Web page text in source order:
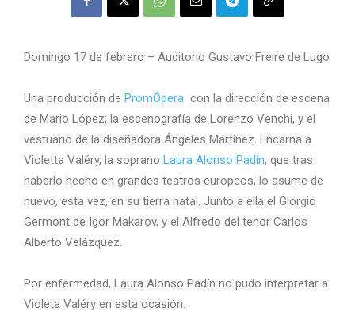
Domingo 17 de febrero – Auditorio Gustavo Freire de Lugo
Una producción de PromÓpera con la dirección de escena
de Mario López; la escenografía de Lorenzo Venchi, y el
vestuario de la diseñadora Ángeles Martínez. Encarna a
Violetta Valéry, la soprano Laura Alonso Padín, que tras
haberlo hecho en grandes teatros europeos, lo asume de
nuevo, esta vez, en su tierra natal. Junto a ella el Giorgio
Germont de Igor Makarov, y el Alfredo del tenor Carlos
Alberto Velázquez.
Por enfermedad, Laura Alonso Padín no pudo interpretar a
Violeta Valéry en esta ocasión.